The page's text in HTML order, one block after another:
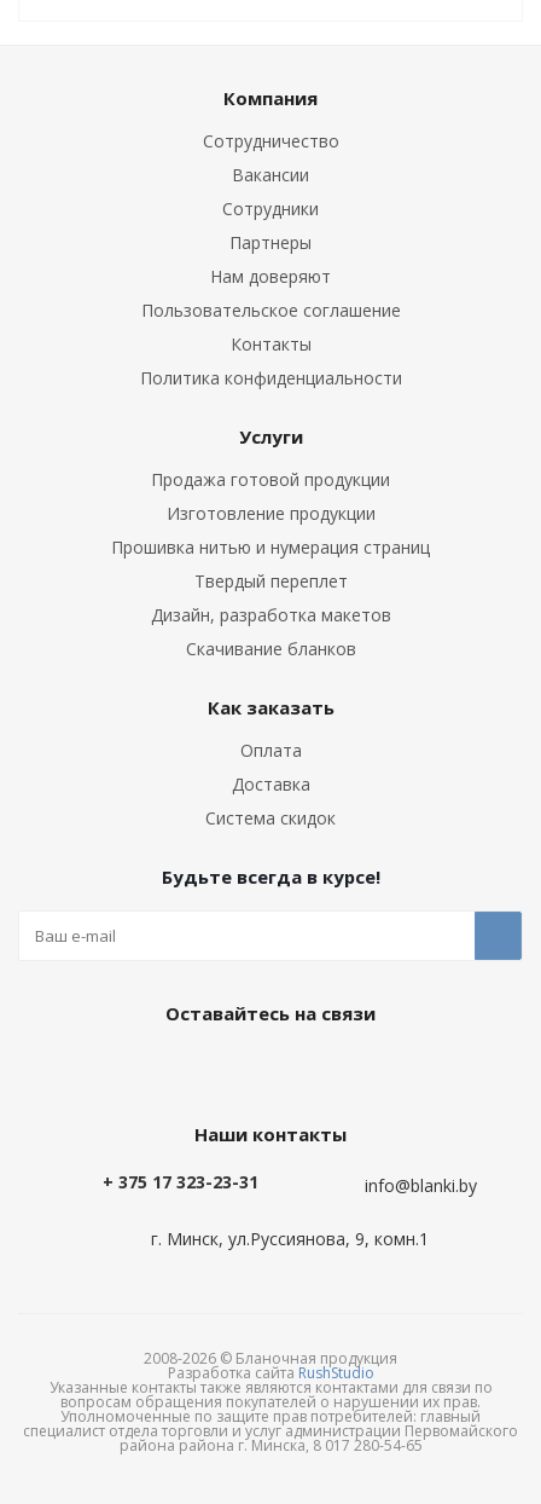
Компания
Сотрудничество
Вакансии
Сотрудники
Партнеры
Нам доверяют
Пользовательское соглашение
Контакты
Политика конфиденциальности
Услуги
Продажа готовой продукции
Изготовление продукции
Прошивка нитью и нумерация страниц
Твердый переплет
Дизайн, разработка макетов
Скачивание бланков
Как заказать
Оплата
Доставка
Система скидок
Будьте всегда в курсе!
Оставайтесь на связи
Наши контакты
+ 375 17 323-23-31 info@blanki.by
г. Минск, ул.Руссиянова, 9, комн.1
2008-2026 © Бланочная продукция
Разработка сайта RushStudio
Указанные контакты также являются контактами для связи по
вопросам обращения покупателей о нарушении их прав.
Уполномоченные по защите прав потребителей: главный
специалист отдела торговли и услуг администрации Первомайского
района района г. Минска, 8 017 280-54-65